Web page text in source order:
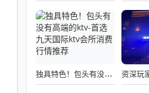
独具特色！包头有没有高端的ktv-首选九天国际ktv会所消费行情推荐